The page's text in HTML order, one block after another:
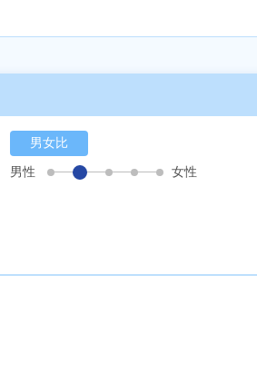
男女比
男性
女性
あるモノに魅了され続け気がつけばマニア